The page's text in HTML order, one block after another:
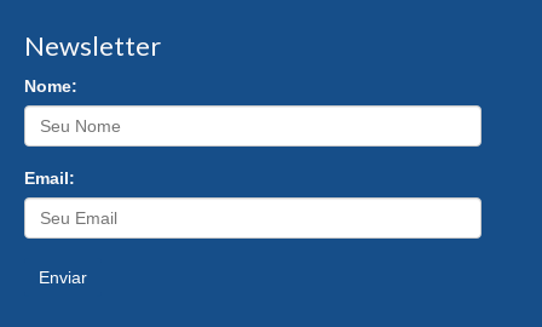
Newsletter
Nome:
Email:
Enviar